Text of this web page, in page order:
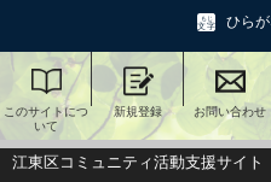
ひら
このサイトにつ
いて
新規登録 お問い合わせ
江東区コミュニティ活動支援サイト